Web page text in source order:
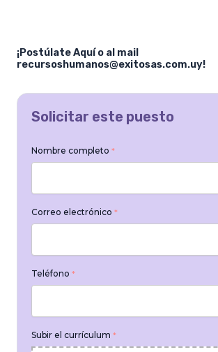
¡Postúlate Aquí o al mail
recursoshumanos@exitosas.com.uy!
Solicitar este puesto
Nombre completo *
Correo electrónico *
Teléfono *
Subir el currículum *